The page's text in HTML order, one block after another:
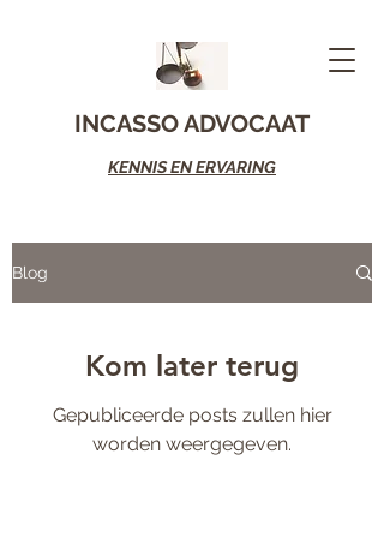
INCASSO ADVOCAAT
KENNIS EN ERVARING
Blog
Kom later terug
Gepubliceerde posts zullen hier
worden weergegeven.